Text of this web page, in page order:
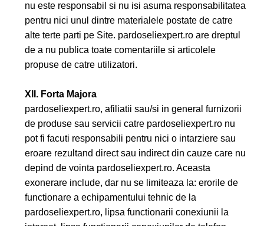
nu este responsabil si nu isi asuma responsabilitatea
pentru nici unul dintre materialele postate de catre
alte terte parti pe Site. pardoseliexpert.ro are dreptul
de a nu publica toate comentariile si articolele
propuse de catre utilizatori.
XII. Forta Majora
pardoseliexpert.ro, afiliatii sau/si in general furnizorii
de produse sau servicii catre pardoseliexpert.ro nu
pot fi facuti responsabili pentru nici o intarziere sau
eroare rezultand direct sau indirect din cauze care nu
depind de vointa pardoseliexpert.ro. Aceasta
exonerare include, dar nu se limiteaza la: erorile de
functionare a echipamentului tehnic de la
pardoseliexpert.ro, lipsa functionarii conexiunii la